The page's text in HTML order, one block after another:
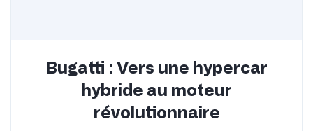
Bugatti : Vers une hypercar
hybride au moteur
révolutionnaire